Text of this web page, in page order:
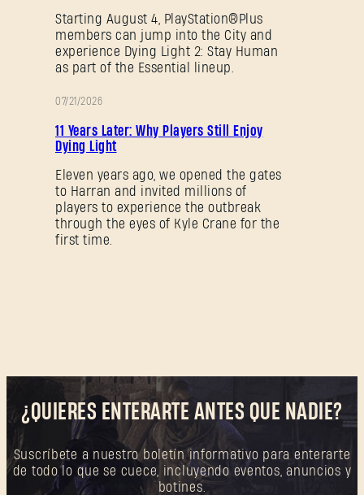
Starting August 4, PlayStation®Plus
members can jump into the City and
experience Dying Light 2: Stay Human
as part of the Essential lineup.
07/21/2026
11 Years Later: Why Players Still Enjoy
Dying Light
Eleven years ago, we opened the gates
to Harran and invited millions of
players to experience the outbreak
through the eyes of Kyle Crane for the
first time.
¿QUIERES ENTERARTE ANTES QUE NADIE?
Suscríbete a nuestro boletín informativo para enterarte
de todo lo que se cuece, incluyendo eventos, anuncios y
botines.
SUBMIT
¿Primera vez en Dying Light Outpost?